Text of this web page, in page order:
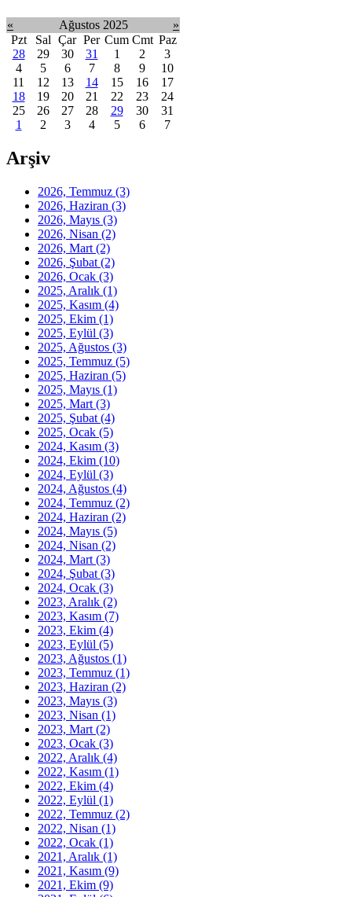
« Ağustos 2025
»
Pzt
Sal Çar Per Cum Cmt Paz
28
29 30 31 1 2
3
4
5 6 7 8 9
10
11
12 13 14 15 16
17
18
19 20 21 22 23
24
25
26 27 28 29 30
31
1
2 3 4 5 6 7
Arşiv
2026, Temmuz (3)
2026, Haziran (3)
2026, Mayıs (3)
2026, Nisan (2)
2026, Mart (2)
2026, Şubat (2)
2026, Ocak (3)
2025, Aralık (1)
2025, Kasım (4)
2025, Ekim (1)
2025, Eylül (3)
2025, Ağustos (3)
2025, Temmuz (5)
2025, Haziran (5)
2025, Mayıs (1)
2025, Mart (3)
2025, Şubat (4)
2025, Ocak (5)
2024, Kasım (3)
2024, Ekim (10)
2024, Eylül (3)
2024, Ağustos (4)
2024, Temmuz (2)
2024, Haziran (2)
2024, Mayıs (5)
2024, Nisan (2)
2024, Mart (3)
2024, Şubat (3)
2024, Ocak (3)
2023, Aralık (2)
2023, Kasım (7)
2023, Ekim (4)
2023, Eylül (5)
2023, Ağustos (1)
2023, Temmuz (1)
2023, Haziran (2)
2023, Mayıs (3)
2023, Nisan (1)
2023, Mart (2)
2023, Ocak (3)
2022, Aralık (4)
2022, Kasım (1)
2022, Ekim (4)
2022, Eylül (1)
2022, Temmuz (2)
2022, Nisan (1)
2022, Ocak (1)
2021, Aralık (1)
2021, Kasım (9)
2021, Ekim (9)